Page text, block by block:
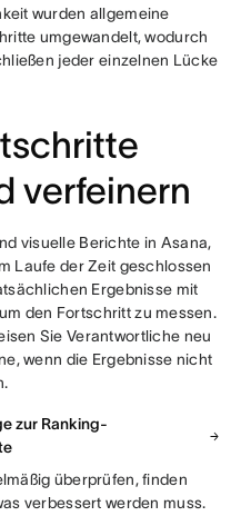
wurden allgemeine
umgewandelt, wodurch
jeder einzelnen Lücke
verfeinern
visuelle Berichte in Asana,
Laufe der Zeit geschlossen
Ergebnisse mit
den Fortschritt zu messen.
Sie Verantwortliche neu
wenn die Ergebnisse nicht
zur Ranking-
überprüfen, finden
verbessert werden muss.